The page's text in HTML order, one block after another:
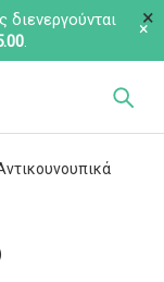
διενεργούνται
.